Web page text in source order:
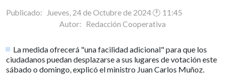
Publicado: Jueves, 24 de Octubre de 2024 🕐 11:45
Autor: Redacción Cooperativa
La medida ofrecerá "una facilidad adicional" para que los
ciudadanos puedan desplazarse a sus lugares de votación este
sábado o domingo, explicó el ministro Juan Carlos Muñoz.